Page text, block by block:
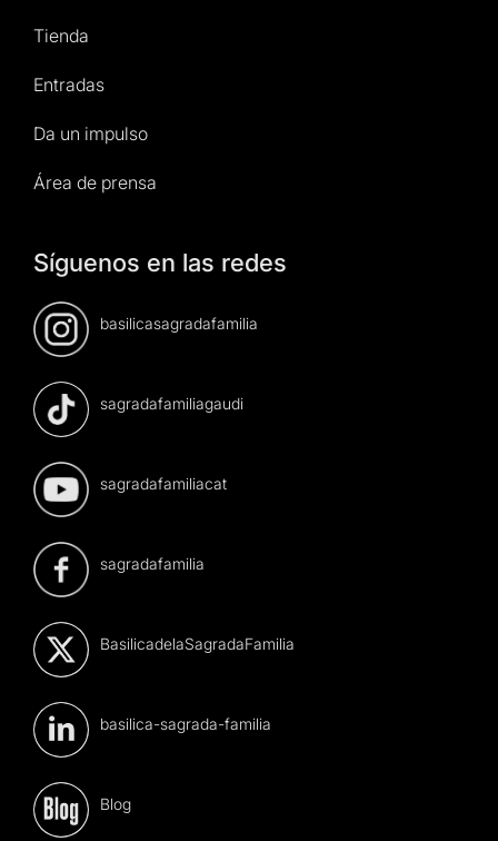
Tienda
Entradas
Da un impulso
Área de prensa
Síguenos en las redes
basilicasagradafamilia
sagradafamiliagaudi
sagradafamiliacat
sagradafamilia
BasilicadelaSagradaFamilia
basilica-sagrada-familia
Blog